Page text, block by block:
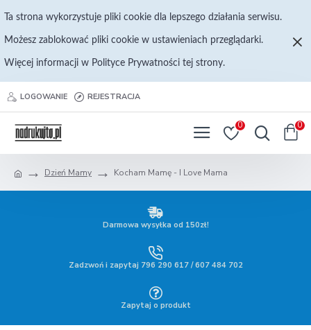
Ta strona wykorzystuje pliki cookie dla lepszego działania serwisu.
Możesz zablokować pliki cookie w ustawieniach przeglądarki.
Więcej informacji w Polityce Prywatności tej strony.
LOGOWANIE REJESTRACJA
0 0
Dzień Mamy Kocham Mamę - I Love Mama
Darmowa wysyłka od 150zł!
Zadzwoń i zapytaj 796 290 617 / 607 484 702
Zapytaj o produkt